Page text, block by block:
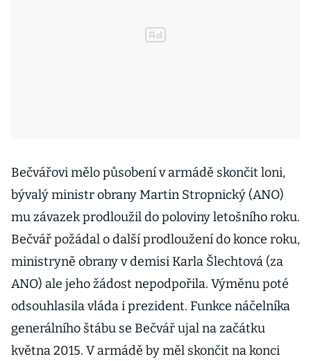
Bečvářovi mělo působení v armádě skončit loni,
bývalý ministr obrany Martin Stropnický (ANO)
mu závazek prodloužil do poloviny letošního roku.
Bečvář požádal o další prodloužení do konce roku,
ministryně obrany v demisi Karla Šlechtová (za
ANO) ale jeho žádost nepodpořila. Výměnu poté
odsouhlasila vláda i prezident. Funkce náčelníka
generálního štábu se Bečvář ujal na začátku
května 2015. V armádě by měl skončit na konci